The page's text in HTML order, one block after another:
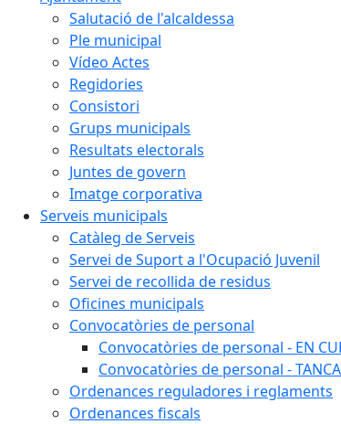
Salutació de l'alcaldessa
Ple municipal
Vídeo Actes
Regidories
Consistori
Grups municipals
Resultats electorals
Juntes de govern
Imatge corporativa
Serveis municipals
Catàleg de Serveis
Servei de Suport a l'Ocupació Juvenil
Servei de recollida de residus
Oficines municipals
Convocatòries de personal
Convocatòries de personal - EN
Convocatòries de personal -
Ordenances reguladores i reglaments
Ordenances fiscals